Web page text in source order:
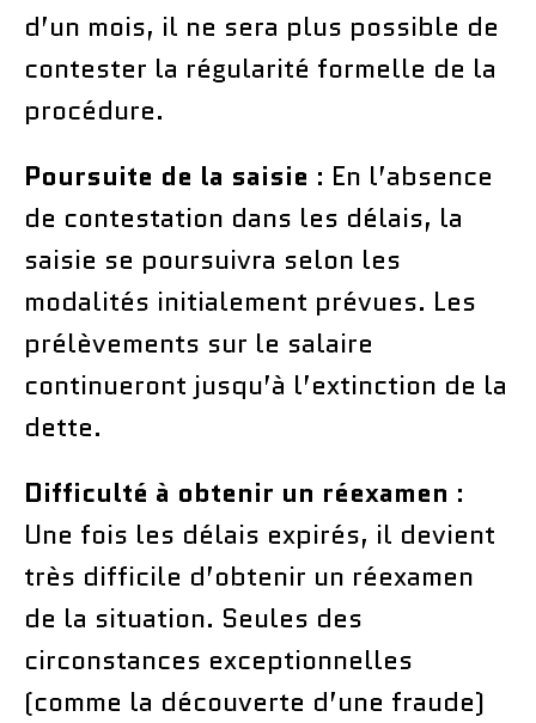
d’un mois, il ne sera plus possible de
contester la régularité formelle de la
procédure.
Poursuite de la saisie : En l’absence
de contestation dans les délais, la
saisie se poursuivra selon les
modalités initialement prévues. Les
prélèvements sur le salaire
continueront jusqu’à l’extinction de la
dette.
Difficulté à obtenir un réexamen :
Une fois les délais expirés, il devient
très difficile d’obtenir un réexamen
de la situation. Seules des
circonstances exceptionnelles
(comme la découverte d’une fraude)